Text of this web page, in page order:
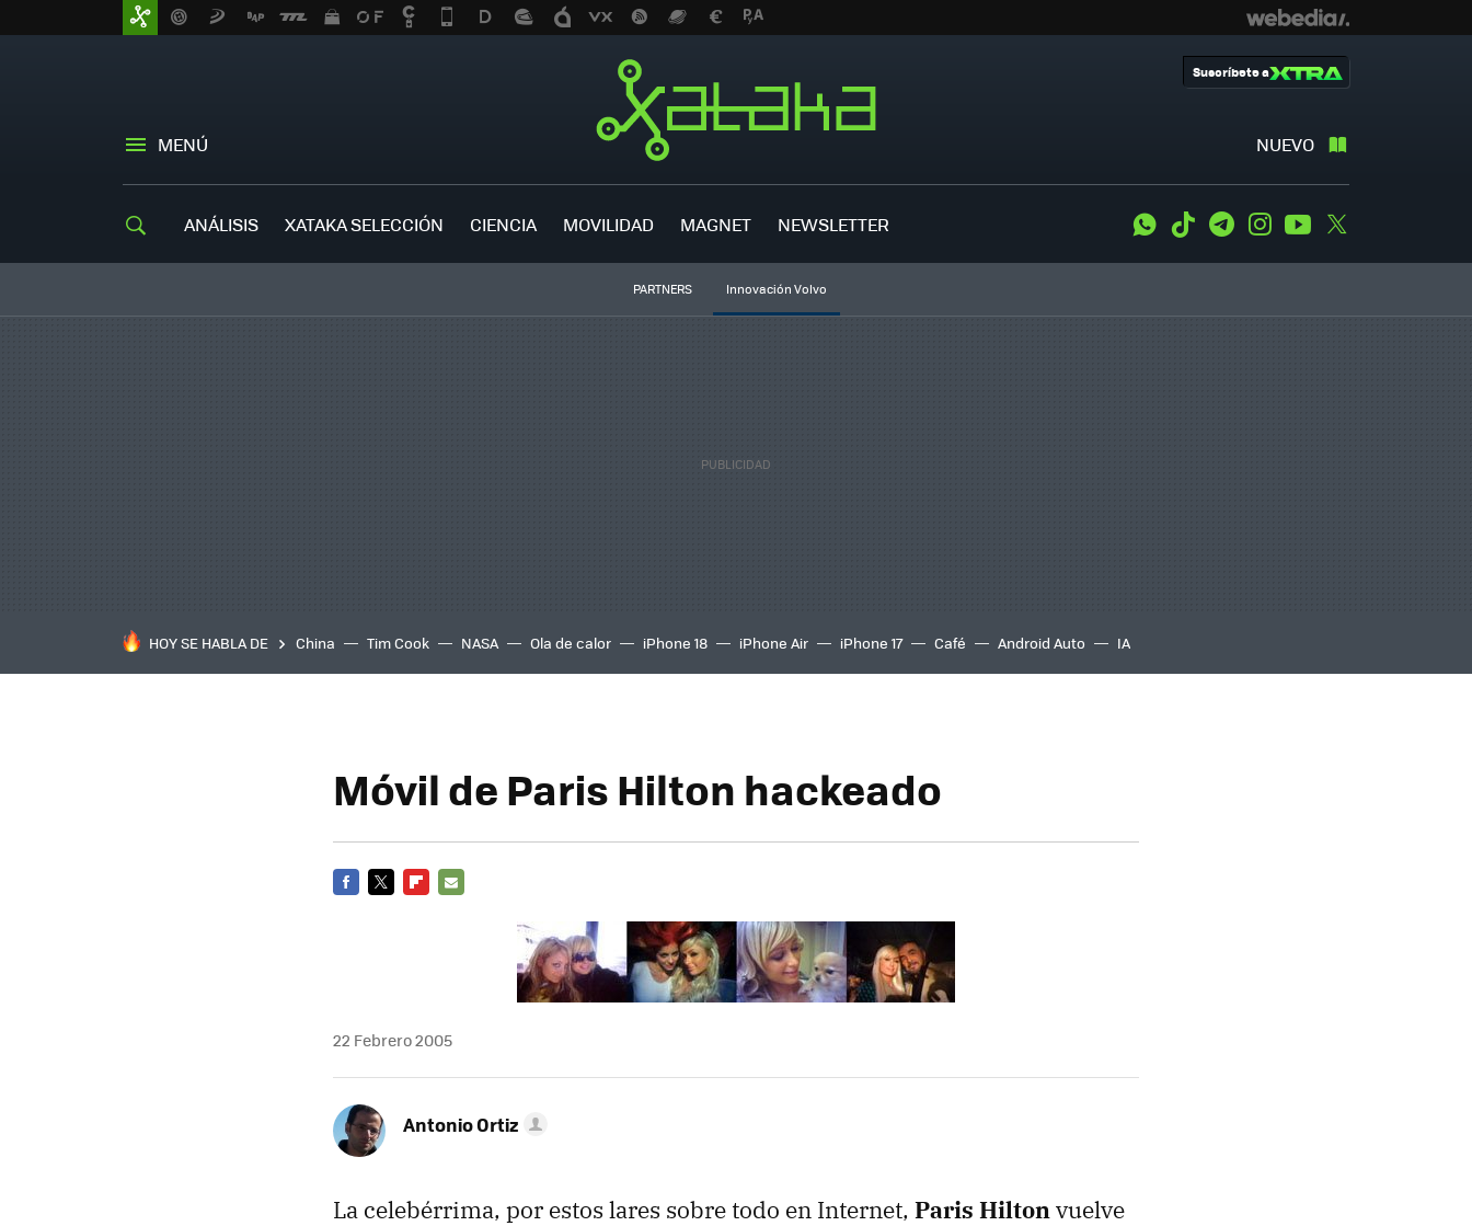
MENÚ NUEVO
Suscríbete a
ANÁLISIS XATAKA SELECCIÓN CIENCIA MOVILIDAD MAGNET NEWSLETTER WhatsApp
Tiktok TelegramInstagramYoutube
PARTNERS Innovación Volvo
HOY SE HABLA DE China Tim Cook NASA Ola de calor iPhone 18 iPhone Air iPhone 17 Café Android Auto IA
Móvil de Paris Hilton hackeado
22 Febrero 2005
Antonio Ortiz
La celebérrima, por estos lares sobre todo en Internet, Paris Hiltonvuelve